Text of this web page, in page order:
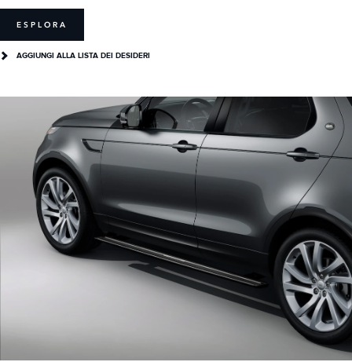
ESPLORA
AGGIUNGI ALLA LISTA DEI DESIDERI